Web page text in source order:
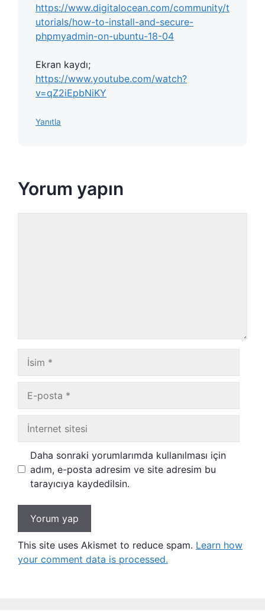
https://www.digitalocean.com/community/t
utorials/how-to-install-and-secure-
phpmyadmin-on-ubuntu-18-04
Ekran kaydı;
https://www.youtube.com/watch?
v=qZ2iEpbNiKY
Yanıtla
Yorum yapın
İsim
posta
İnternet
sitesi
Daha sonraki yorumlarımda kullanılması için
adım, e-posta adresim ve site adresim bu
tarayıcıya kaydedilsin.
This site uses Akismet to reduce spam. Learn how
your comment data is processed.